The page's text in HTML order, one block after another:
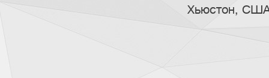
Хьюстон,